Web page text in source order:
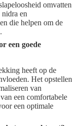
omvatten
en
die helpen om de
een goede
heeft op de
Het opstellen
van
een comfortabele
een optimale